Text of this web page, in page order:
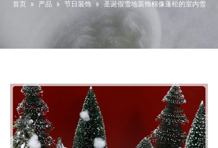
首页 » 产品 » 节日装饰 » 圣诞假雪地装饰棉像蓬松的室内雪